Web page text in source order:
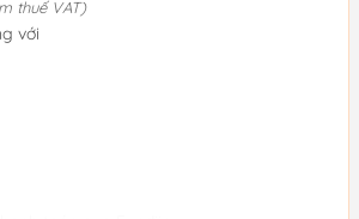
thuế VAT)
với